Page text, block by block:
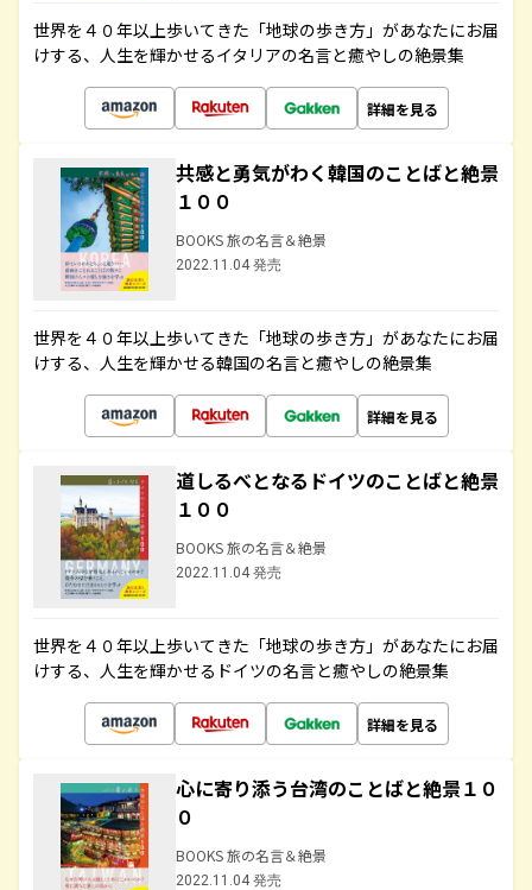
世界を４０年以上歩いてきた「地球の歩き方」があなたにお届
けする、人生を輝かせるイタリアの名言と癒やしの絶景集
詳細を見る
共感と勇気がわく韓国のことばと絶景
１００
BOOKS 旅の名言＆絶景
2022.11.04 発売
世界を４０年以上歩いてきた「地球の歩き方」があなたにお届
けする、人生を輝かせる韓国の名言と癒やしの絶景集
詳細を見る
道しるべとなるドイツのことばと絶景
１００
BOOKS 旅の名言＆絶景
2022.11.04 発売
世界を４０年以上歩いてきた「地球の歩き方」があなたにお届
けする、人生を輝かせるドイツの名言と癒やしの絶景集
詳細を見る
心に寄り添う台湾のことばと絶景１０
０
BOOKS 旅の名言＆絶景
2022.11.04 発売